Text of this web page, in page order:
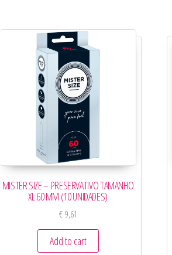
MISTER SIZE – PRESERVATIVO TAMANHO
XL 60 MM (10 UNIDADES)
€9,61
Add to cart